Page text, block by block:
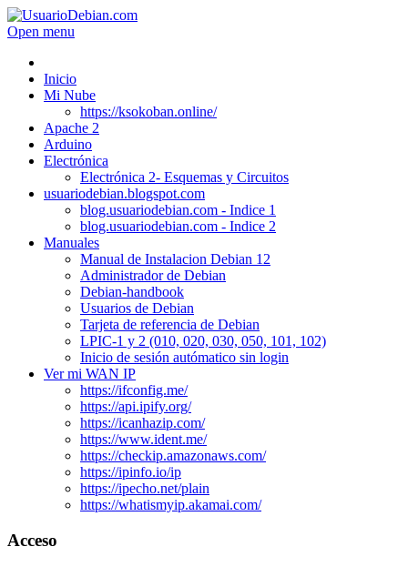
Open menu
Inicio
Mi Nube
https://ksokoban.online/
Apache 2
Arduino
Electrónica
Electrónica 2- Esquemas y Circuitos
usuariodebian.blogspot.com
blog.usuariodebian.com - Indice 1
blog.usuariodebian.com - Indice 2
Manuales
Manual de Instalacion Debian 12
Administrador de Debian
Debian-handbook
Usuarios de Debian
Tarjeta de referencia de Debian
LPIC-1 y 2 (010, 020, 030, 050, 101, 102)
Inicio de sesión autómatico sin login
Ver mi WAN IP
https://ifconfig.me/
https://api.ipify.org/
https://icanhazip.com/
https://www.ident.me/
https://checkip.amazonaws.com/
https://ipinfo.io/ip
https://ipecho.net/plain
https://whatismyip.akamai.com/
Acceso